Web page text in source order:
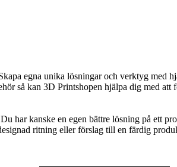
egna unika lösningar och verktyg med
så kan 3D Printshopen hjälpa dig med
har kanske en egen bättre lösning på ett
ritning eller förslag till en färdig